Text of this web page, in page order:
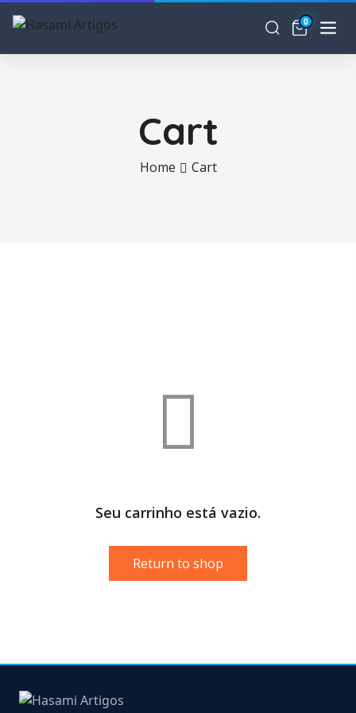
0
Cart
Home Cart
Seu carrinho está vazio.
Return to shop